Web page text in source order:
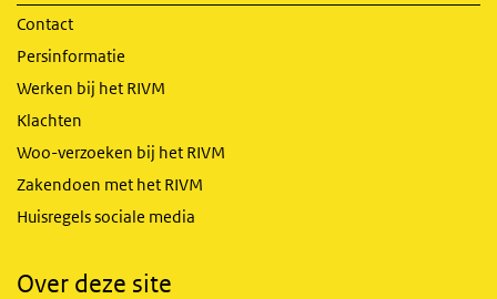
Contact
Persinformatie
Werken bij het RIVM
Klachten
Woo-verzoeken bij het RIVM
Zakendoen met het RIVM
Huisregels sociale media
Over deze site